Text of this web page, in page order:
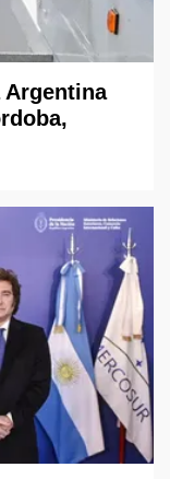
Argentina